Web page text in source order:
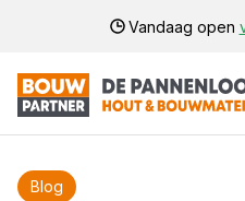
Vandaag open
Blog